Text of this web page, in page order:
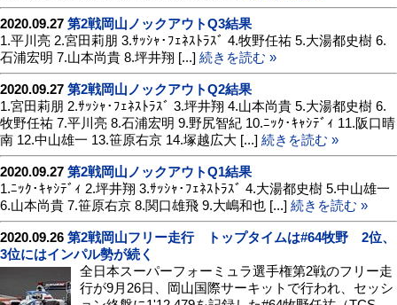
2020.09.27 第2戦岡山ノックアウトQ3結果
1.平川亮 2.宮田莉朋 3.ｻｯｼｬ･ﾌｪﾈｽﾄﾗｽﾞ 4.牧野任祐 5.大湯都史樹 6.
石浦宏明 7.山本尚貴 8.坪井翔 [...] 続きを読む »
2020.09.27 第2戦岡山ノックアウトQ2結果
1.宮田莉朋 2.ｻｯｼｬ･ﾌｪﾈｽﾄﾗｽﾞ 3.坪井翔 4.山本尚貴 5.大湯都史樹 6.
牧野任祐 7.平川亮 8.石浦宏明 9.野尻智紀 10.ﾆｯｸ･ｷｬｼﾃﾞｨ 11.阪口晴
南 12.中山雄一 13.笹原右京 14.塚越広大 [...] 続きを読む »
2020.09.27 第2戦岡山ノックアウトQ1結果
1.ﾆｯｸ･ｷｬｼﾃﾞｨ 2.坪井翔 3.ｻｯｼｬ･ﾌｪﾈｽﾄﾗｽﾞ 4.大湯都史樹 5.中山雄一
6.山本尚貴 7.笹原右京 8.関口雄飛 9.大嶋和也 [...] 続きを読む »
2020.09.26 第2戦岡山フリー走行 トップタイムは#64牧野 2位、
3位にはインパル勢が続く
全日本スーパーフォーミュラ選手権第2戦のフリー走
行が9月26日、岡山国際サーキットで行われ、セッシ